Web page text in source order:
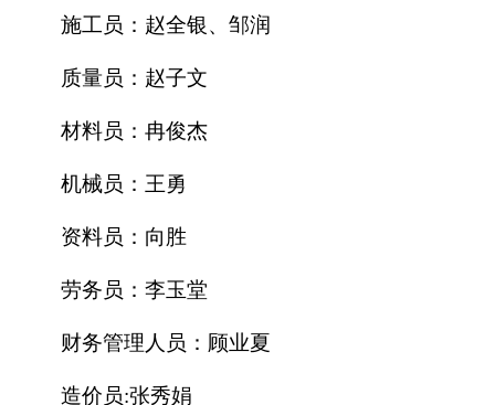
施工员：赵全银、邹润
质量员：赵子文
材料员：冉俊杰
机械员：王勇
资料员：向胜
劳务员：李玉堂
财务管理人员：顾业夏
造价员:张秀娟